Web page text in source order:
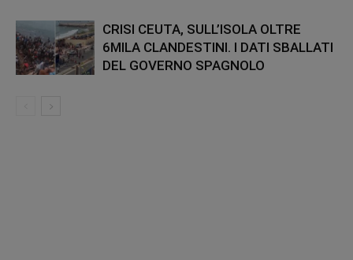
CRISI CEUTA, SULL’ISOLA OLTRE
6MILA CLANDESTINI. I DATI SBALLATI
DEL GOVERNO SPAGNOLO